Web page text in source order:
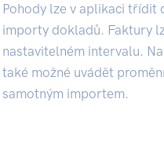
Pohody lze v aplikaci třídit
importy dokladů. Faktury
nastavitelném intervalu.
také možné uvádět
samotným importem.